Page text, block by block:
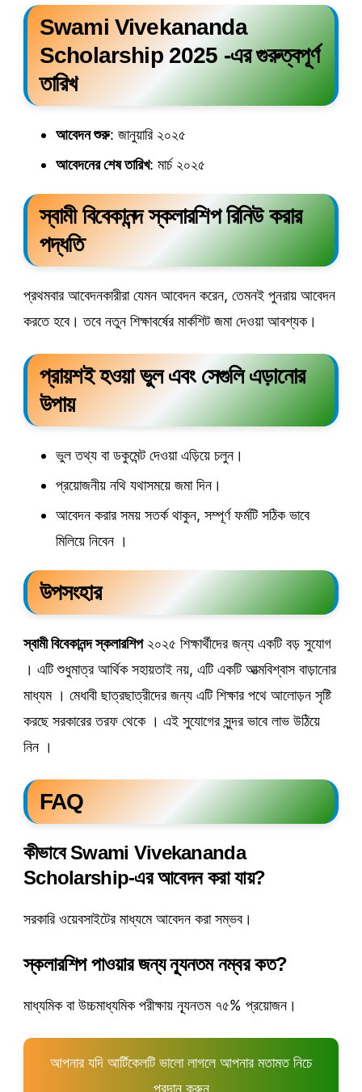
Swami Vivekananda
Scholarship 2025 -এর গুরুত্বপূর্ণ
তারিখ
আবেদন শুরু: জানুয়ারি ২০২৫
আবেদনের শেষ তারিখ: মার্চ ২০২৫
স্বামী বিবেকানন্দ স্কলারশিপ রিনিউ করার
পদ্ধতি
প্রথমবার আবেদনকারীরা যেমন আবেদন করেন, তেমনই পুনরায় আবেদন
করতে হবে। তবে নতুন শিক্ষাবর্ষের মার্কশিট জমা দেওয়া আবশ্যক।
প্রায়শই হওয়া ভুল এবং সেগুলি এড়ানোর
উপায়
ভুল তথ্য বা ডকুমেন্ট দেওয়া এড়িয়ে চলুন।
প্রয়োজনীয় নথি যথাসময়ে জমা দিন।
আবেদন করার সময় সতর্ক থাকুন, সম্পূর্ণ ফর্মটি সঠিক ভাবে
মিলিয়ে নিবেন ।
উপসংহার
স্বামী বিবেকানন্দ স্কলারশিপ২০২৫ শিক্ষার্থীদের জন্য একটি বড় সুযোগ
। এটি শুধুমাত্র আর্থিক সহায়তাই নয়, এটি একটি আত্মবিশ্বাস বাড়ানোর
মাধ্যম । মেধাবী ছাত্রছাত্রীদের জন্য এটি শিক্ষার পথে আলোড়ন সৃষ্টি
করছে সরকারের তরফ থেকে । এই সুযোগের সুন্দর ভাবে লাভ উঠিয়ে
নিন ।
FAQ
কীভাবে Swami Vivekananda
Scholarship-এর আবেদন করা যায়?
সরকারি ওয়েবসাইটের মাধ্যমে আবেদন করা সম্ভব।
স্কলারশিপ পাওয়ার জন্য ন্যূনতম নম্বর কত?
মাধ্যমিক বা উচ্চমাধ্যমিক পরীক্ষায় ন্যূনতম ৭৫% প্রয়োজন।
আপনার যদি আর্টিকেলটি ভালো লাগলে আপনার মতামত নিচে
প্রদান করুন